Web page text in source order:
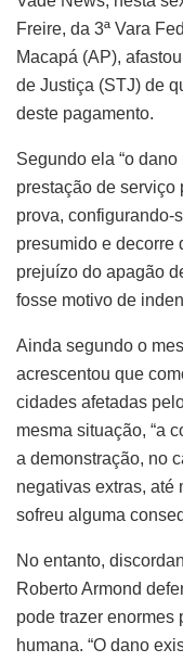
Freire, da 3ª Vara
Macapá (AP),
de Justiça (STJ) de
deste pagamento.
Segundo ela “o
prestação de
prova, configurando-
presumido e decorre
prejuízo do apagão
fosse motivo de
Ainda segundo o
acrescentou que
cidades afetadas
mesma situação, “a
a demonstração, no
negativas extras, até
sofreu alguma
No entanto,
Roberto Armond
pode trazer enormes
humana. “O dano